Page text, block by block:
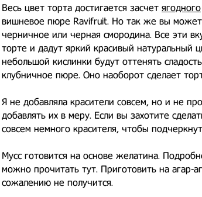
Весь цвет торта достигается засчет ягодного
вишневое пюре Ravifruit. Но так же вы
черничное или черная смородина. Все эти
торте и дадут яркий красивый натуральный
небольшой кислинки будут оттенять
клубничное пюре. Оно наоборот сделает
Я не добавляла красители совсем, но и не
добавлять их в меру. Если вы захотите
совсем немного красителя, чтобы
Мусс готовится на основе желатина.
можно прочитать тут. Приготовить на агар-
сожалению не получится.